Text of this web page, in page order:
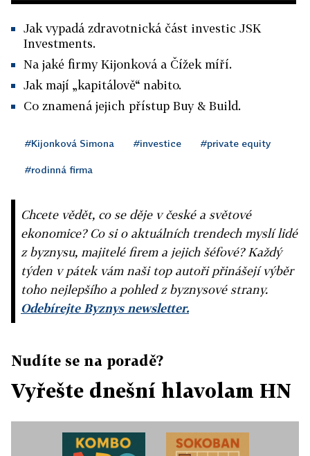
Jak vypadá zdravotnická část investic JSK
Investments.
Na jaké firmy Kijonková a Čížek míří.
Jak mají „kapitálově“ nabito.
Co znamená jejich přístup Buy & Build.
#Kijonková Simona #investice #private equity
#rodinná firma
Chcete vědět, co se děje v české a světové
ekonomice? Co si o aktuálních trendech myslí lidé
z byznysu, majitelé firem a jejich šéfové? Každý
týden v pátek vám naši top autoři přinášejí výběr
toho nejlepšího a pohled z byznysové strany.
Odebírejte Byznys newsletter.
Nudíte se na poradě?
Vyřešte dnešní hlavolam HN